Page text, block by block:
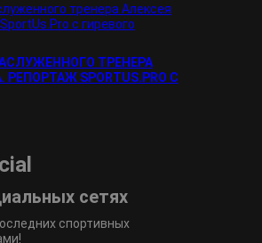
ТРЕНЕРА
SPORTUS.PRO С
сетях
спортивных